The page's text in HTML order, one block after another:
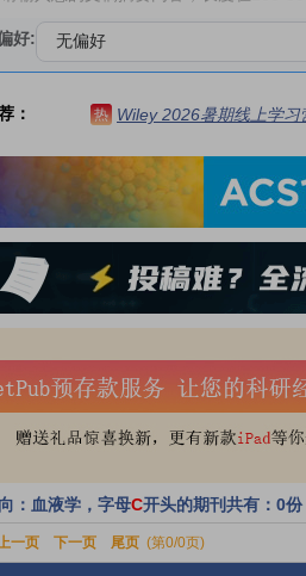
好:
： 热 Wiley 2026暑期线上学习
：血液学，字母C开头的期刊共有：0份
一页 下一页 尾页 (第0/0页)